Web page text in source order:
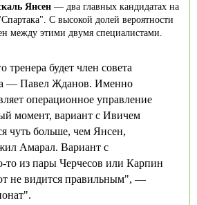
Янсен — два главных кандидатах на
С высокой долей вероятности
между этими двумя специалистами.
тренера будет член совета
— Павел Жданов. Именно
операционное управление
момент, вариант с Ивичем
чуть больше, чем Янсен,
Амарал. Вариант с
то из пары Черчесов или Карпин
не видится правильным", —